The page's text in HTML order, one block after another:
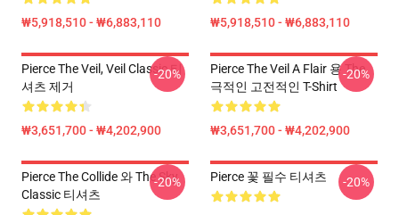
₩5,918,510 - ₩6,883,110 ₩5,918,510 - ₩6,883,110
Pierce The Veil, Veil Classic 티
셔츠 제거
₩3,651,700 - ₩4,202,900
-20%
Pierce The Veil A Flair 용 The
극적인 고전적인 T-Shirt
₩3,651,700 - ₩4,202,900
-20%
Pierce The Collide 와 The Sky
Classic 티셔츠
-20% Pierce 꽃 필수 티셔츠 -20%